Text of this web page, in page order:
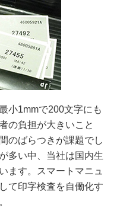
小1mmで200文字にも
の負担が大きいこと
のばらつきが課題でし
多い中、当社は国内生
ます。スマートマニュ
て印字検査を自働化す